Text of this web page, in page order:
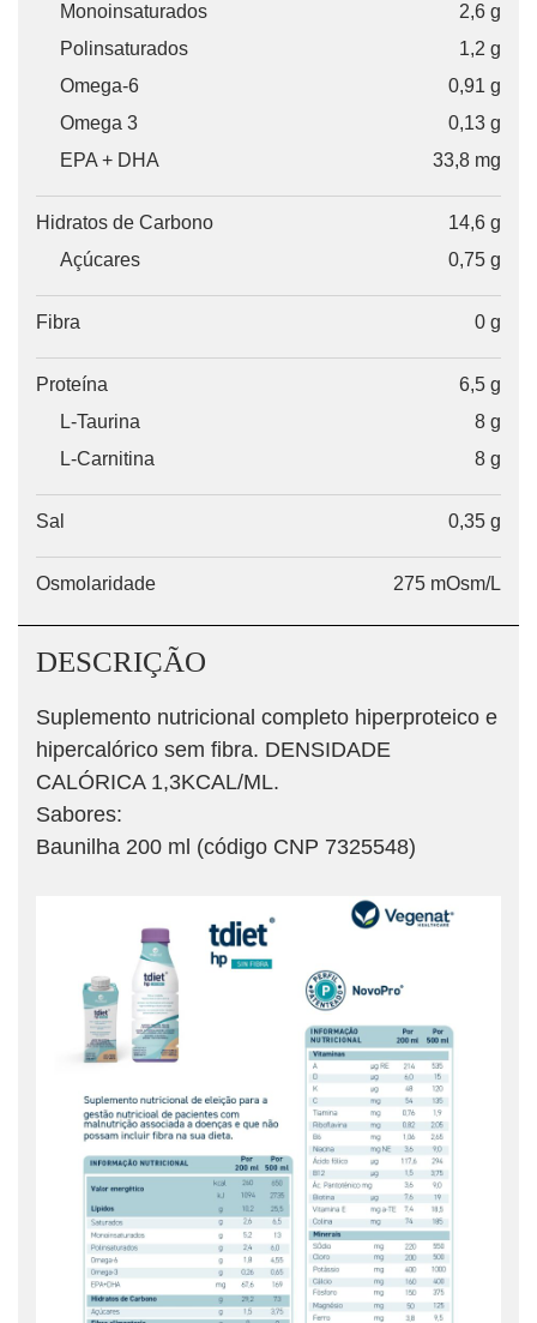
Monoinsaturados
2,6 g
Polinsaturados
1,2 g
Omega-6
0,91 g
Omega 3
0,13 g
EPA + DHA
33,8 mg
Hidratos de Carbono
14,6 g
Açúcares
0,75 g
Fibra 0 g
Proteína
6,5 g
L-Taurina
8 g
L-Carnitina
8 g
Sal 0,35 g
Osmolaridade 275 mOsm/L
DESCRIÇÃO
Suplemento nutricional completo hiperproteico e
hipercalórico sem fibra. DENSIDADE
CALÓRICA 1,3KCAL/ML.
Sabores:
Baunilha 200 ml (código CNP 7325548)